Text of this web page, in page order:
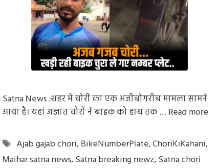
Satna News :शहर में चोरी का एक अजीबोगरीब मामला सामने
आया है। यहां अज्ञात चोरों ने बाइक को हाथ तक … Read more
Tags
Ajab gajab chori,BikeNumberPlate,ChoriKiKahani,
Maihar satna news,Satna breaking newz,Satna chori